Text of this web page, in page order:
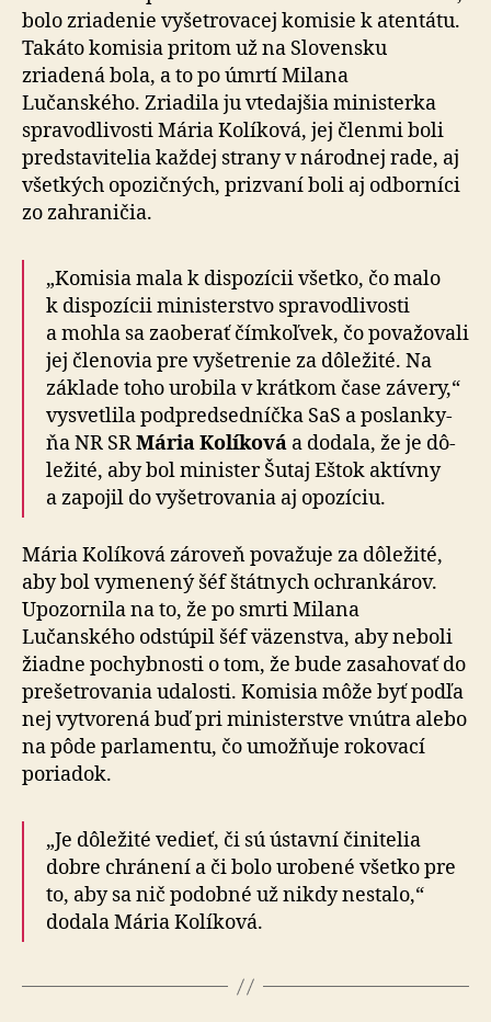
bolo zria­de­nie vyšetro­va­cej komisie k aten­tá­tu.
Takáto komisia pritom už na Slo­ven­sku
zriadená bola, a to po úmrtí Milana
Lučanského. Zriadila ju vtedajšia ministerka
spravodlivosti Mária Kolíková, jej členmi boli
pred­sta­vi­te­lia každej strany v ná­rod­nej rade, aj
všetkých opozičných, prizvaní boli aj odborníci
zo za­hra­ni­čia.
„Komisia mala k dispozícii všetko, čo malo
k dispo­zí­cii ministerstvo spra­vod­li­vosti
a mohla sa za­o­be­rať čím­koľ­vek, čo po­va­žo­va­li
jej členovia pre vyšetrenie za dô­le­ži­té. Na
základe toho urobila v krátkom čase závery,“
vysvetlila pod­pred­sed­níčka SaS a poslan­ky­
ňa NR SRMária Kolíková a do­dala, že je dô­
le­ži­té, aby bol minister Šutaj Eštok aktívny
a za­po­jil do vy­šetro­va­nia aj opozíciu.
Mária Kolíková zároveň považuje za dôležité,
aby bol vymenený šéf štátnych ochrankárov.
Upozornila na to, že po smrti Milana
Lučanského odstúpil šéf väzenstva, aby neboli
žiadne pochybnosti o tom, že bude zasahovať do
pre­šetro­va­nia uda­losti. Komisia môže byť podľa
nej vytvorená buď pri ministerstve vnútra alebo
na pôde par­la­men­tu, čo umož­ňuje rokovací
poriadok.
„Je dôležité vedieť, či sú ústavní činitelia
dobre chránení a či bolo urobené všetko pre
to, aby sa nič podobné už nikdy nestalo,“
dodala Mária Kolíková.